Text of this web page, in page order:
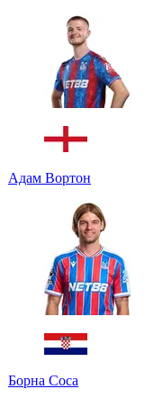
Адам Вортон
Борна Соса